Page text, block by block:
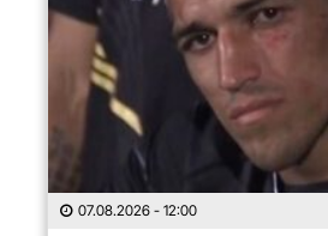
07.08.2026 - 12:00